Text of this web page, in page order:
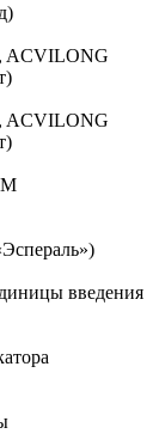
ACVILONG
ACVILONG
введения